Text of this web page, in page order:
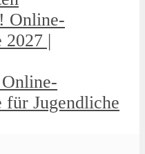
Online-
2027 |
für Jugendliche